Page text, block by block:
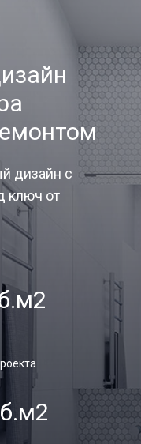
дизайн с
ключ от